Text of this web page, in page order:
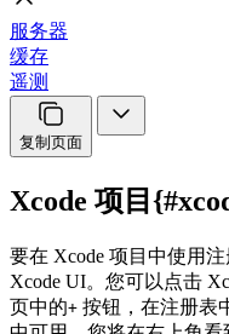
服务器
缓存
遥测
复制页面
Xcode 项目
要在 Xcode 项目中使用
Xcode UI。您可以点击
页中的+ 按钮，在注册表